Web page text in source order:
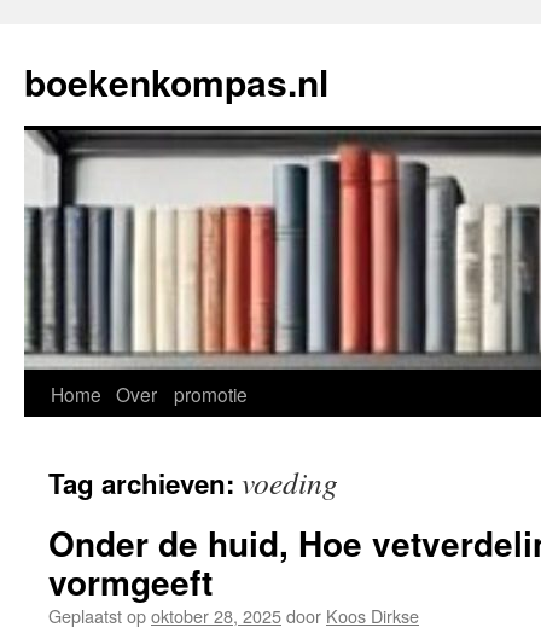
de
inhoud
boekenkompas.nl
Home Over promotie
Tag archieven: voeding
Onder de huid, Hoe
vormgeeft
Geplaatst opoktober 28, 2025door Koos Dirkse